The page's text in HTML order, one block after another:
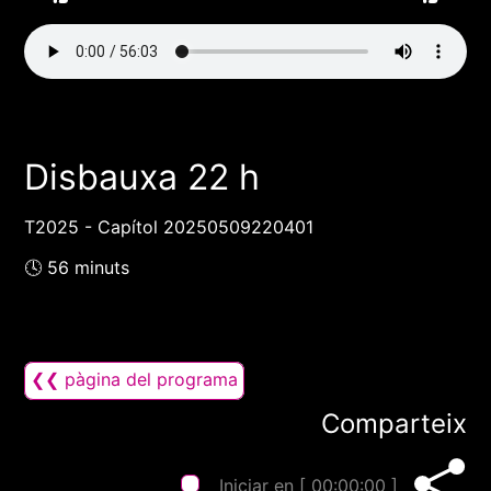
Disbauxa 22 h
T2025 - Capítol 20250509220401
🕓 56 minuts
❮❮ pàgina del programa
Comparteix
Iniciar en [ 00:00:00 ]